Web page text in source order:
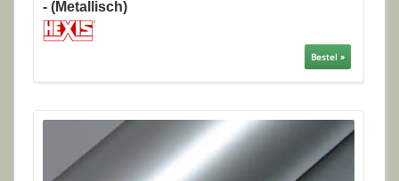
- (Metallisch)
Bestel »